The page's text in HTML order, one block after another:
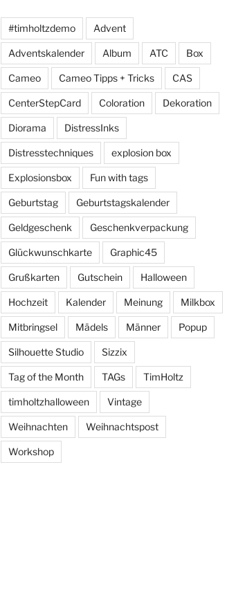
#timholtzdemo Advent
Adventskalender Album ATC Box
Cameo Cameo Tipps + Tricks CAS
CenterStepCard Coloration Dekoration
Diorama DistressInks
Distresstechniques explosion box
Explosionsbox Fun with tags
Geburtstag Geburtstagskalender
Geldgeschenk Geschenkverpackung
Glückwunschkarte Graphic45
Grußkarten Gutschein Halloween
Hochzeit Kalender Meinung Milkbox
Mitbringsel Mädels Männer Popup
Silhouette Studio Sizzix
Tag of the Month TAGs TimHoltz
timholtzhalloween Vintage
Weihnachten Weihnachtspost
Workshop